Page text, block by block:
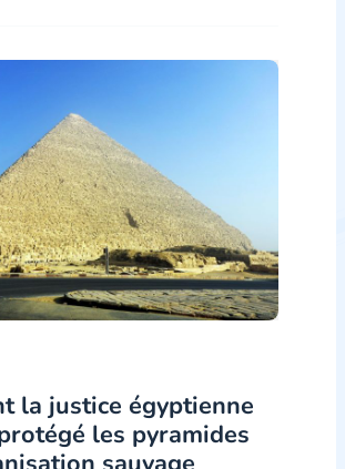
la justice égyptienne
les pyramides